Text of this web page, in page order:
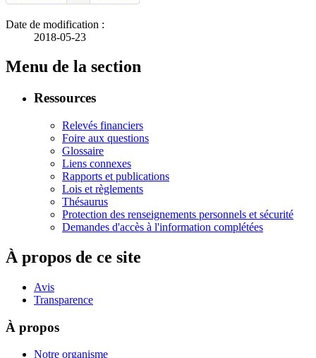
Date de modification :
2018-05-23
Menu de la section
Ressources
Relevés financiers
Foire aux questions
Glossaire
Liens connexes
Rapports et publications
Lois et règlements
Thésaurus
Protection des renseignements personnels et sécurité
Demandes d'accès à l'information complétées
À propos de ce site
Avis
Transparence
À propos
Notre organisme